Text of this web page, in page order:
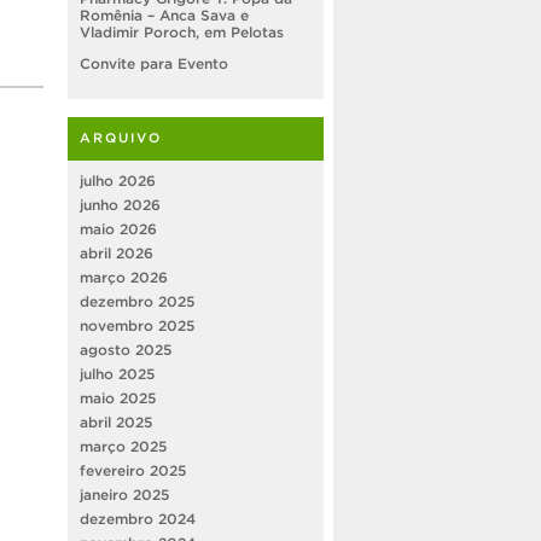
Romênia – Anca Sava e
Vladimir Poroch, em Pelotas
Convite para Evento
ARQUIVO
julho 2026
junho 2026
maio 2026
abril 2026
março 2026
dezembro 2025
novembro 2025
agosto 2025
julho 2025
maio 2025
abril 2025
março 2025
fevereiro 2025
janeiro 2025
dezembro 2024